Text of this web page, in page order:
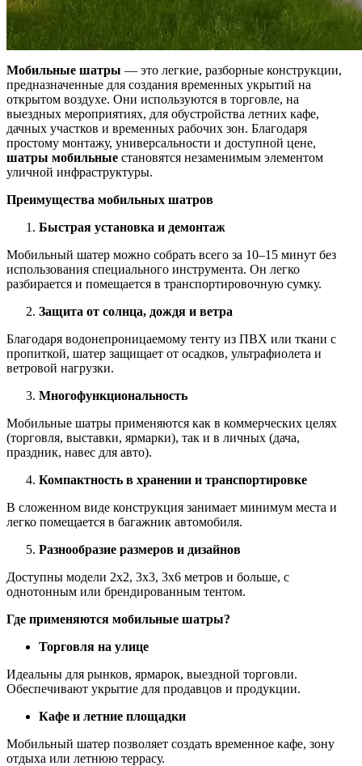
Мобильные шатры — это легкие, разборные конструкции,
предназначенные для создания временных укрытий на
открытом воздухе. Они используются в торговле, на
выездных мероприятиях, для обустройства летних кафе,
дачных участков и временных рабочих зон. Благодаря
простому монтажу, универсальности и доступной цене,
шатры мобильные становятся незаменимым элементом
уличной инфраструктуры.
Преимущества мобильных шатров
Быстрая установка и демонтаж
Мобильный шатер можно собрать всего за 10–15 минут без
использования специального инструмента. Он легко
разбирается и помещается в транспортировочную сумку.
Защита от солнца, дождя и ветра
Благодаря водонепроницаемому тенту из ПВХ или ткани с
пропиткой, шатер защищает от осадков, ультрафиолета и
ветровой нагрузки.
Многофункциональность
Мобильные шатры применяются как в коммерческих целях
(торговля, выставки, ярмарки), так и в личных (дача,
праздник, навес для авто).
Компактность в хранении и транспортировке
В сложенном виде конструкция занимает минимум места и
легко помещается в багажник автомобиля.
Разнообразие размеров и дизайнов
Доступны модели 2х2, 3х3, 3х6 метров и больше, с
однотонным или брендированным тентом.
Где применяются мобильные шатры?
Торговля на улице
Идеальны для рынков, ярмарок, выездной торговли.
Обеспечивают укрытие для продавцов и продукции.
Кафе и летние площадки
Мобильный шатер позволяет создать временное кафе, зону
отдыха или летнюю террасу.